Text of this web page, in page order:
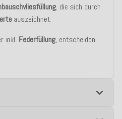
, die sich durch
auszeichnet.
inkl. Federfüllung, entscheiden